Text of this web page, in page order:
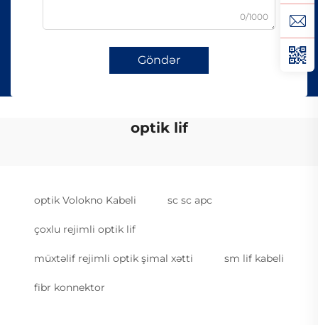
0/1000
Göndər
optik lif
optik Volokno Kabeli sc sc apc
çoxlu rejimli optik lif
müxtəlif rejimli optik şimal xətti sm lif kabeli
fibr konnektor